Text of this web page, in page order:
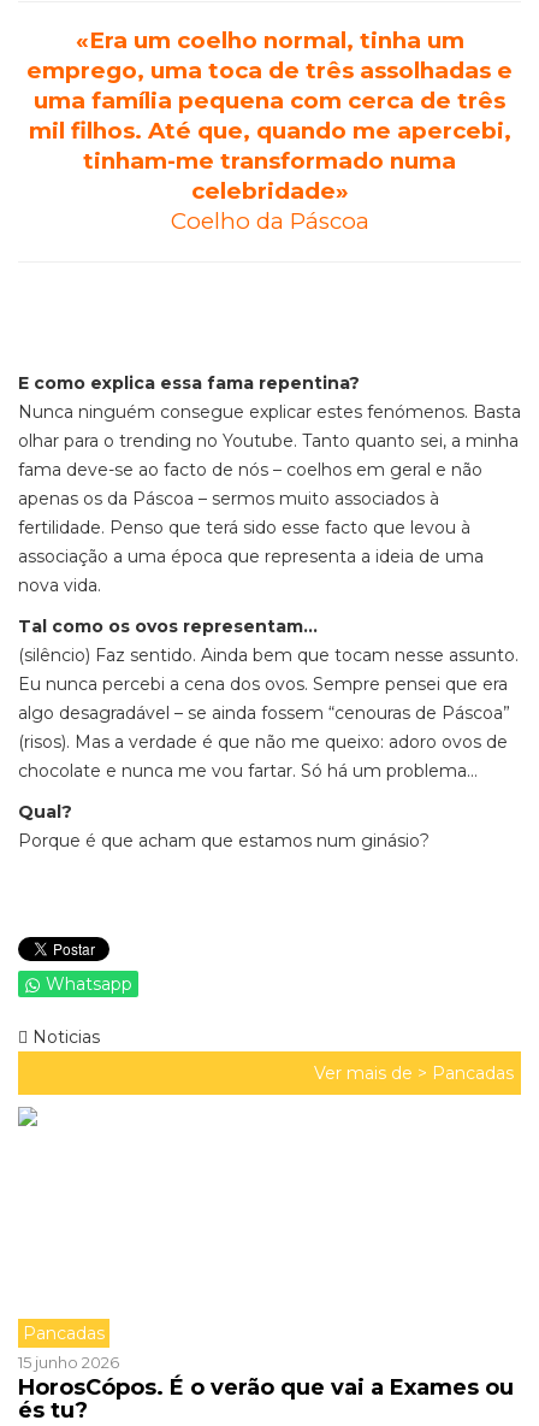
«Era um coelho normal, tinha um
emprego, uma toca de três assolhadas e
uma família pequena com cerca de três
mil filhos. Até que, quando me apercebi,
tinham-me transformado numa
celebridade»
Coelho da Páscoa
E como explica essa fama repentina?
Nunca ninguém consegue explicar estes fenómenos. Basta
olhar para o trending no Youtube. Tanto quanto sei, a minha
fama deve-se ao facto de nós – coelhos em geral e não
apenas os da Páscoa – sermos muito associados à
fertilidade. Penso que terá sido esse facto que levou à
associação a uma época que representa a ideia de uma
nova vida.
Tal como os ovos representam…
(silêncio) Faz sentido. Ainda bem que tocam nesse assunto.
Eu nunca percebi a cena dos ovos. Sempre pensei que era
algo desagradável – se ainda fossem “cenouras de Páscoa”
(risos). Mas a verdade é que não me queixo: adoro ovos de
chocolate e nunca me vou fartar. Só há um problema…
Qual?
Porque é que acham que estamos num ginásio?
Whatsapp
Noticias
Ver mais de > Pancadas
Pancadas
15 junho 2026
HorosCópos. É o verão que vai a Exames ou
és tu?